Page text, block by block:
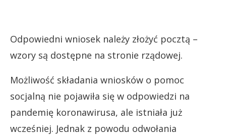
Odpowiedni wniosek należy złożyć pocztą –
wzory są dostępne na stronie rządowej.
Możliwość składania wniosków o pomoc
socjalną nie pojawiła się w odpowiedzi na
pandemię koronawirusa, ale istniała już
wcześniej. Jednak z powodu odwołania